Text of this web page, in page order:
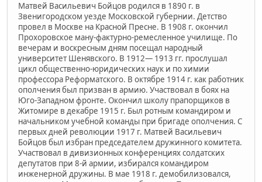
Матвей Васильевич Бойцов родился в 1890 г. в
Звенигородском уезде Московской губернии. Детство
провел в Москве на Красной Пресне. В 1908 г. окончил
Прохоровское ману-фактурно-ремесленное училище. По
вечерам и воскресным дням посещал народный
университет Шенявского. В 1912— 1913 гг. прослушал
цикл общественно-юридических наук и по химии
профессора Реформатского. В октябре 1914 г. как работник
ополчения был призван в армию. Участвовал в боях на
Юго-Западном фронте. Окончил школу прапорщиков в
Житомире в декабре 1915 г. Был ротным командиром и
начальником учебной команды при бригаде ополчения. С
первых дней революции 1917 г. Матвей Васильевич
Бойцов был избран председателем дружинного комитета.
Участвовал в дивизионных конференциях солдатских
депутатов при 8-й армии, избирался командиром
инженерной дружины. В мае 1918 г. демобилизовался,